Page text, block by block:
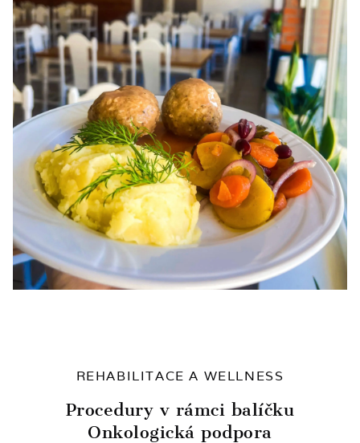
REHABILITACE A WELLNESS
Procedury v rámci balíčku
Onkologická podpora